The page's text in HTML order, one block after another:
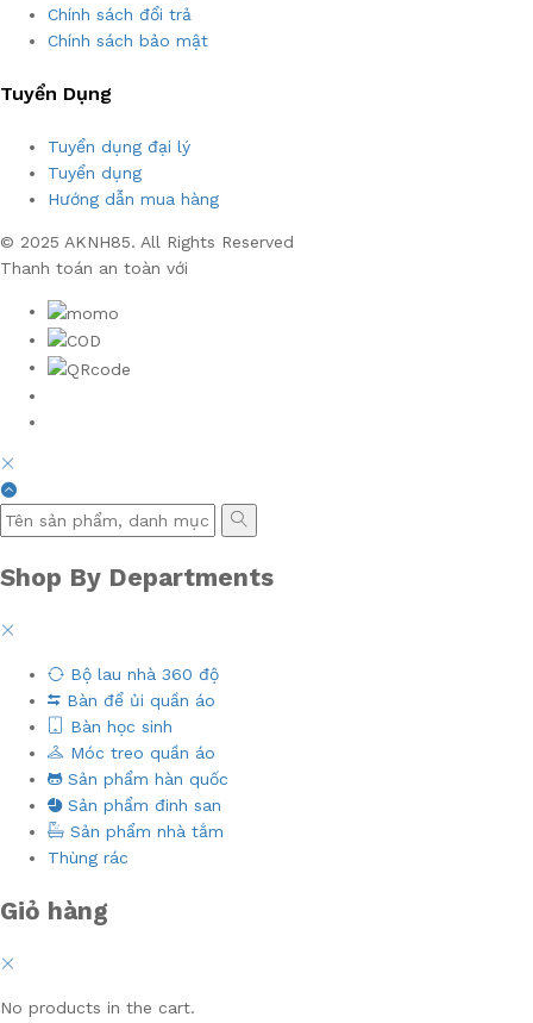
Chính sách đổi trả
Chính sách bảo mật
Tuyển Dụng
Tuyển dụng đại lý
Tuyển dụng
Hướng dẫn mua hàng
© 2025 AKNH85. All Rights Reserved
Thanh toán an toàn với
Shop By Departments
Bộ lau nhà 360 độ
Bàn để ủi quần áo
Bàn học sinh
Móc treo quần áo
Sản phẩm hàn quốc
Sản phẩm đinh san
Sản phẩm nhà tắm
Thùng rác
Giỏ hàng
No products in the cart.